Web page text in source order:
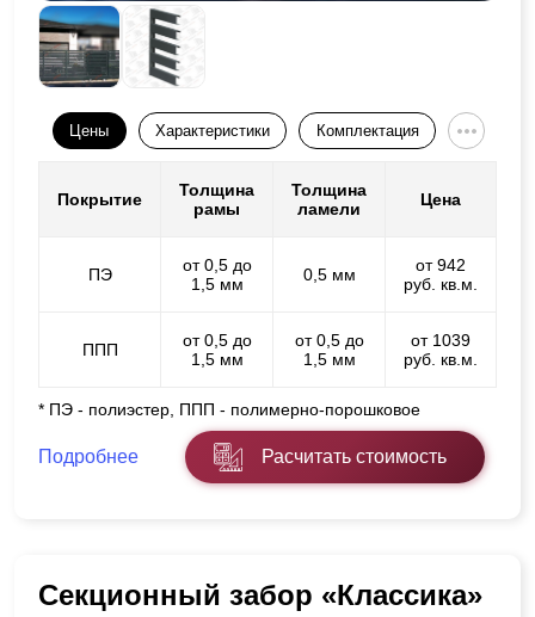
Цены Характеристики Комплектация
Покрытие
Толщина
рамы
Толщина
ламели
Цена
ПЭ
от 0,5 до
1,5 мм
0,5 мм
от 942
руб. кв.м.
ППП
от 0,5 до
1,5 мм
от 0,5 до
1,5 мм
от 1039
руб. кв.м.
* ПЭ - полиэстер, ППП - полимерно-порошковое
Подробнее Расчитать стоимость
Секционный забор «Классика»